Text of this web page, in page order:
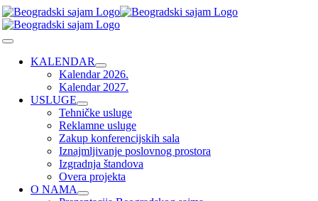
Skip
to
content
Toggle
NavigationKALENDAR
Kalendar 2026.
Kalendar 2027.
USLUGE
Tehničke usluge
Reklamne usluge
Zakup konferencijskih sala
Iznajmljivanje poslovnog prostora
Izgradnja štandova
Overa projekta
O NAMA